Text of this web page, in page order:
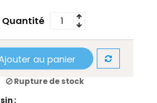
Quantité
au panier
Rupture de stock
: